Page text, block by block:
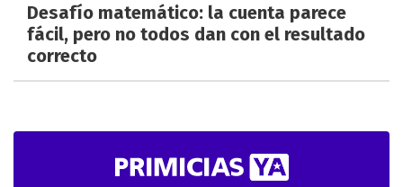
Desafío matemático: la cuenta parece
fácil, pero no todos dan con el resultado
correcto